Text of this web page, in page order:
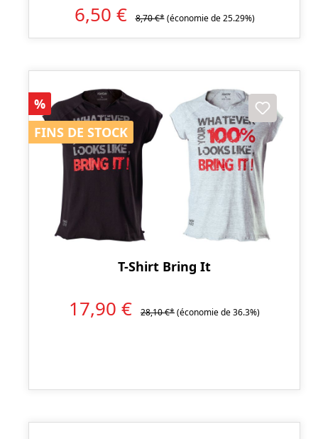
6,50 € 8,70 €* (économie de 25.29%)
Réduction
%
FINS DE STOCK
FINS DE STOCK
T-Shirt Bring It
17,90 € 28,10 €*(économie de 36.3%)